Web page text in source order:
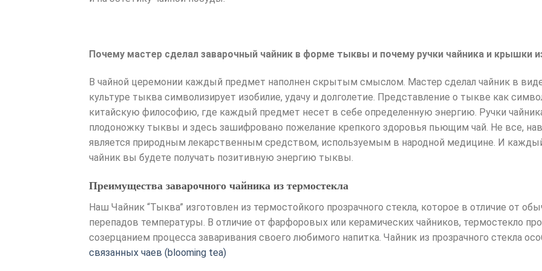
Почему мастер сделал заварочный чайник в форме тыквы и почему ручки чайника и крышки
В чайной церемонии каждый предмет наполнен скрытым смыслом. Мастер сделал чайник в
культуре тыква символизирует изобилие, удачу и долголетие. Представление о тыкве как
китайскую философию, где каждый предмет несет в себе определенную энергию. Ручки
плодоножку тыквы и здесь зашифровано пожелание крепкого здоровья пьющим чай. Не все,
является природным лекарственным средством, используемым в народной медицине. И
чайник вы будете получать позитивную энергию тыквы.
Преимущества заварочного чайника из термостекла
Наш Чайник “Тыква” изготовлен из термостойкого прозрачного стекла, которое в отличие от
перепадов температуры. В отличие от фарфоровых или керамических чайников, термостекло
созерцанием процесса заваривания своего любимого напитка. Чайник из прозрачного стекла
связанных чаев (blooming tea)